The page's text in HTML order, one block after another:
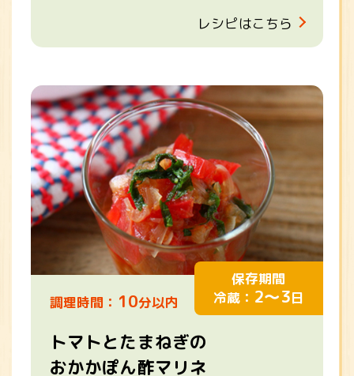
レシピはこちら
調理時間： 10分以内
保存期間
冷蔵： 2～3日
トマトとたまねぎの
おかかぽん酢マリネ